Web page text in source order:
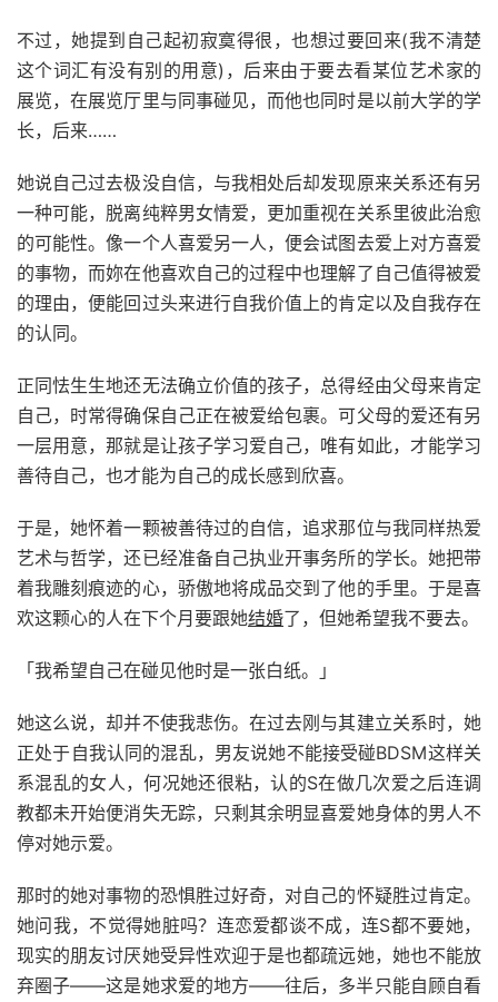
不过，她提到自己起初寂寞得很，也想过要回来(我不清楚
这个词汇有没有别的用意)，后来由于要去看某位艺术家的
展览，在展览厅里与同事碰见，而他也同时是以前大学的学
长，后来……
她说自己过去极没自信，与我相处后却发现原来关系还有另
一种可能，脱离纯粹男女情爱，更加重视在关系里彼此治愈
的可能性。像一个人喜爱另一人，便会试图去爱上对方喜爱
的事物，而妳在他喜欢自己的过程中也理解了自己值得被爱
的理由，便能回过头来进行自我价值上的肯定以及自我存在
的认同。
正同怯生生地还无法确立价值的孩子，总得经由父母来肯定
自己，时常得确保自己正在被爱给包裹。可父母的爱还有另
一层用意，那就是让孩子学习爱自己，唯有如此，才能学习
善待自己，也才能为自己的成长感到欣喜。
于是，她怀着一颗被善待过的自信，追求那位与我同样热爱
艺术与哲学，还已经准备自己执业开事务所的学长。她把带
着我雕刻痕迹的心，骄傲地将成品交到了他的手里。于是喜
欢这颗心的人在下个月要跟她结婚了，但她希望我不要去。
「我希望自己在碰见他时是一张白纸。」
她这么说，却并不使我悲伤。在过去刚与其建立关系时，她
正处于自我认同的混乱，男友说她不能接受碰BDSM这样关
系混乱的女人，何况她还很粘，认的S在做几次爱之后连调
教都未开始便消失无踪，只剩其余明显喜爱她身体的男人不
停对她示爱。
那时的她对事物的恐惧胜过好奇，对自己的怀疑胜过肯定。
她问我，不觉得她脏吗？连恋爱都谈不成，连S都不要她，
现实的朋友讨厌她受异性欢迎于是也都疏远她，她也不能放
弃圈子——这是她求爱的地方——往后，多半只能自顾自看